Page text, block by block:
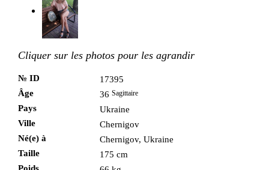
Cliquer sur les photos pour les agrandir
№ ID
17395
Âge
36 Sagittaire
Pays
Ukraine
Ville
Chernigov
Né(e) à
Chernigov, Ukraine
Taille
175 cm